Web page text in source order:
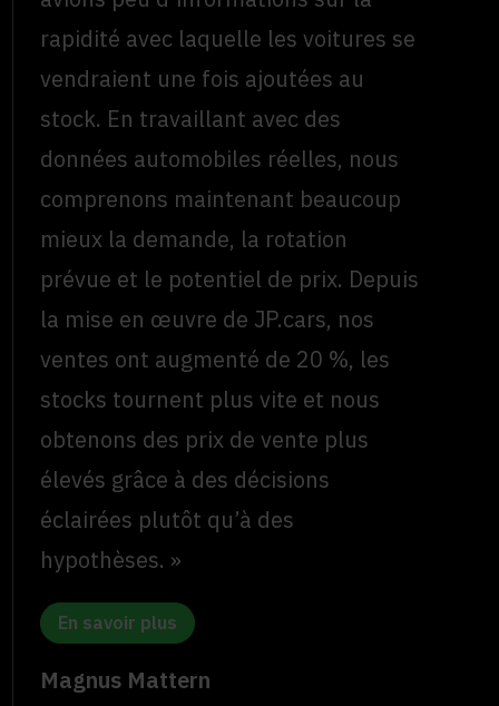
rapidité avec laquelle les voitures se
vendraient une fois ajoutées au
stock. En travaillant avec des
données automobiles réelles, nous
comprenons maintenant beaucoup
mieux la demande, la rotation
prévue et le potentiel de prix. Depuis
la mise en œuvre de JP.cars, nos
ventes ont augmenté de 20 %, les
stocks tournent plus vite et nous
obtenons des prix de vente plus
élevés grâce à des décisions
éclairées plutôt qu’à des
hypothèses. »
En savoir plus
Magnus Mattern